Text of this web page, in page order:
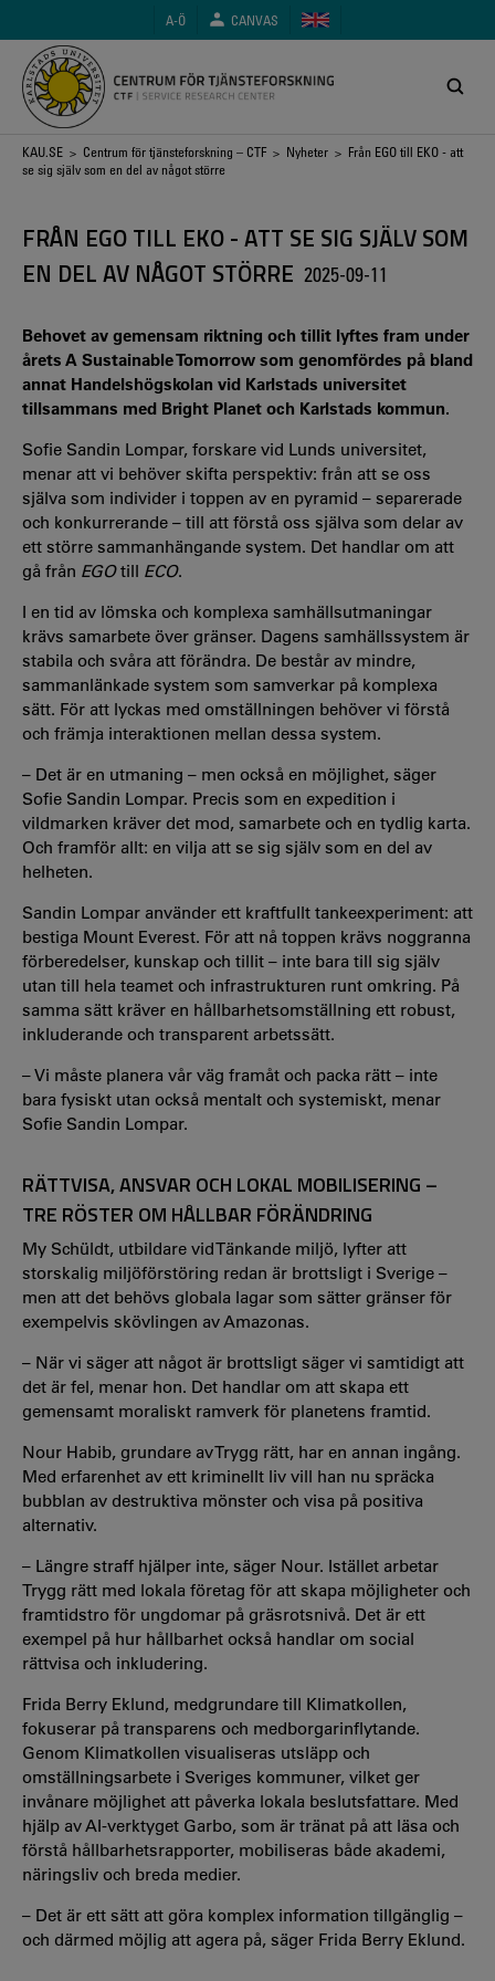
huvudinnehåll
A-Ö CANVAS
Länkstig
KAU.SE > Centrum för tjänsteforskning – CTF > Nyheter > Från EGO till EKO - att
se sig själv som en del av något större
FRÅN EGO TILL EKO - ATT SE SIG SJÄLV SOM
EN DEL AV NÅGOT STÖRRE 2025-09-11
Behovet av gemensam riktning och tillit lyftes fram under
årets A Sustainable Tomorrow som genomfördes på bland
annat Handelshögskolan vid Karlstads universitet
tillsammans med Bright Planet och Karlstads kommun.
Sofie Sandin Lompar, forskare vid Lunds universitet,
menar att vi behöver skifta perspektiv: från att se oss
själva som individer i toppen av en pyramid – separerade
och konkurrerande – till att förstå oss själva som delar av
ett större sammanhängande system. Det handlar om att
gå från EGOtill ECO.
I en tid av lömska och komplexa samhällsutmaningar
krävs samarbete över gränser. Dagens samhällssystem är
stabila och svåra att förändra. De består av mindre,
sammanlänkade system som samverkar på komplexa
sätt. För att lyckas med omställningen behöver vi förstå
och främja interaktionen mellan dessa system.
– Det är en utmaning – men också en möjlighet, säger
Sofie Sandin Lompar. Precis som en expedition i
vildmarken kräver det mod, samarbete och en tydlig karta.
Och framför allt: en vilja att se sig själv som en del av
helheten.
Sandin Lompar använder ett kraftfullt tankeexperiment: att
bestiga Mount Everest. För att nå toppen krävs noggranna
förberedelser, kunskap och tillit – inte bara till sig själv
utan till hela teamet och infrastrukturen runt omkring. På
samma sätt kräver en hållbarhetsomställning ett robust,
inkluderande och transparent arbetssätt.
– Vi måste planera vår väg framåt och packa rätt – inte
bara fysiskt utan också mentalt och systemiskt, menar
Sofie Sandin Lompar.
RÄTTVISA, ANSVAR OCH LOKAL MOBILISERING –
TRE RÖSTER OM HÅLLBAR FÖRÄNDRING
My Schüldt, utbildare vid Tänkande miljö, lyfter att
storskalig miljöförstöring redan är brottsligt i Sverige –
men att det behövs globala lagar som sätter gränser för
exempelvis skövlingen av Amazonas.
– När vi säger att något är brottsligt säger vi samtidigt att
det är fel, menar hon. Det handlar om att skapa ett
gemensamt moraliskt ramverk för planetens framtid.
Nour Habib, grundare av Trygg rätt, har en annan ingång.
Med erfarenhet av ett kriminellt liv vill han nu spräcka
bubblan av destruktiva mönster och visa på positiva
alternativ.
– Längre straff hjälper inte, säger Nour. Istället arbetar
Trygg rätt med lokala företag för att skapa möjligheter och
framtidstro för ungdomar på gräsrotsnivå. Det är ett
exempel på hur hållbarhet också handlar om social
rättvisa och inkludering.
Frida Berry Eklund, medgrundare till Klimatkollen,
fokuserar på transparens och medborgarinflytande.
Genom Klimatkollen visualiseras utsläpp och
omställningsarbete i Sveriges kommuner, vilket ger
invånare möjlighet att påverka lokala beslutsfattare. Med
hjälp av AI-verktyget Garbo, som är tränat på att läsa och
förstå hållbarhetsrapporter, mobiliseras både akademi,
näringsliv och breda medier.
– Det är ett sätt att göra komplex information tillgänglig –
och därmed möjlig att agera på, säger Frida Berry Eklund.